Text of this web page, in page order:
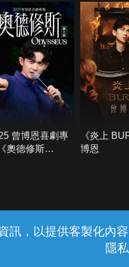
訊，以提供客製化內
隱
曾博恩喜劇專
奧德修斯
《炎上
博恩